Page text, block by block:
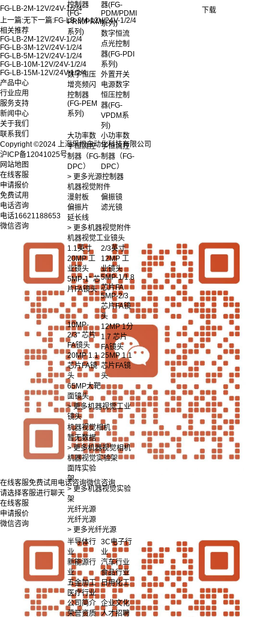
控制器
(FG-
PRM/PRMI
系列)
器(FG-
PDM/PDMI
系列)
数字恒流
点光控制
器(FG-PDI
系列)
数字恒压
增亮频闪
控制器
(FG-PEM
系列)
外置开关
电源数字
恒压控制
器(FG-
VPDM系
列)
大功率数
字恒流控
制器（FG-
DPC）
小功率数
字恒流控
制器（FG-
DPC）
> 更多光源控制器
机器视觉附件
漫射板
偏振镜
偏振片
滤光镜
延长线
> 更多机器视觉附件
机器视觉工业镜头
1.1英寸
20MP 工
业镜头
2/3英寸
12MP 工
业镜头
5MP-1" 芯
片FA镜头
5MP-1/1.8
芯片FA
5MP-2/3
芯片FA镜
头
10MP-
2/3" 芯片
FA镜头
12MP 1分
1.7 芯片
FA镜头
20MP 1.1
芯片FA镜
头
25MP 1.1
芯片FA镜
头
65MP大靶
面镜头
> 更多机器视觉工业
镜头
机器视觉相机
暂无数据
> 更多机器视觉相机
机器视觉实验架
面阵实验
架
> 更多机器视觉实验
架
光纤光源
光纤光源
> 更多光纤光源
半导体行
业
3C电子行
业
新能源行
业
汽车行业
食品行业
五金加工 日用化工
医疗行业
公司简介 企业文化
荣誉资质 人才招聘
FG-LB-2M-12V/24V-1/2/4
下载
上一篇:无下一篇:FG-LB-3M-12V/24V-1/2/4
相关推荐
FG-LB-2M-12V/24V-1/2/4
FG-LB-3M-12V/24V-1/2/4
FG-LB-5M-12V/24V-1/2/4
FG-LB-10M-12V/24V-1/2/4
FG-LB-15M-12V/24V-1/2/4
产品中心
行业应用
服务支持
新闻中心
关于我们
联系我们
Copyright ©2024 上海孚根自动化科技有限公司
沪ICP备12041025号
网站地图
在线客服
申请报价
免费试用
电话咨询
电话16621188653
微信咨询
在线客服免费试用 电话咨询微信咨询
请选择客服进行聊天
在线客服
申请报价
微信咨询